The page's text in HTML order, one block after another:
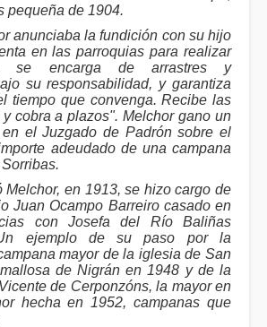
pequeña de 1904.
anunciaba la fundición con su hijo
en las parroquias para realizar
se encarga de arrastres y
su responsabilidad, y garantiza
tiempo que convenga. Recibe las
cobra a plazos". Melchor gano un
el Juzgado de Padrón sobre el
adeudado de una campana
Melchor, en 1913, se hizo cargo de
Juan Ocampo Barreiro casado en
con Josefa del Río Baliñas
Un ejemplo de su paso por la
mayor de la iglesia de San
de Nigrán en 1948 y de la
de Cerponzóns, la mayor en
hecha en 1952, campanas que